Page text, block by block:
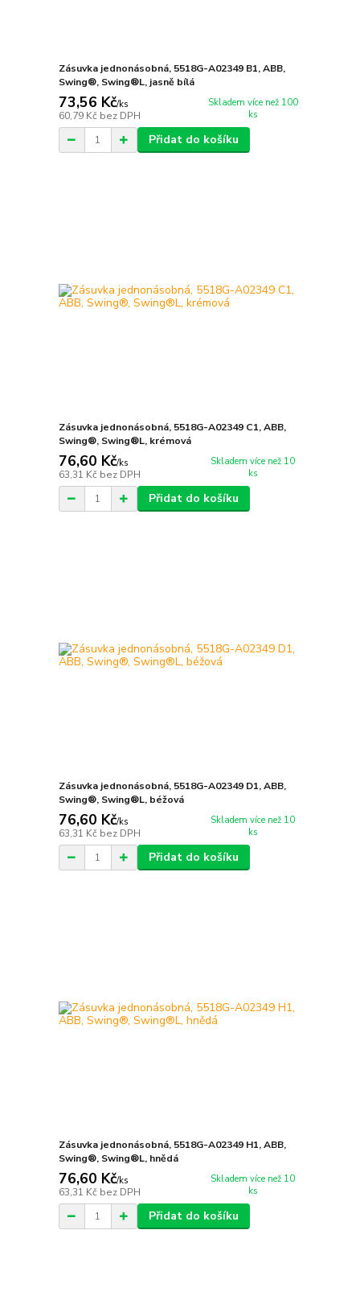
Zásuvka jednonásobná, 5518G-A02349 B1, ABB,
Swing®, Swing®L, jasně bílá
73,56 Kč/ks
60,79 Kč bez DPH
Skladem více než 100
ks
Přidat do košíku
Zásuvka jednonásobná, 5518G-A02349 C1, ABB,
Swing®, Swing®L, krémová
76,60 Kč/ks
63,31 Kč bez DPH
Skladem více než 10
ks
Přidat do košíku
Zásuvka jednonásobná, 5518G-A02349 D1, ABB,
Swing®, Swing®L, béžová
76,60 Kč/ks
63,31 Kč bez DPH
Skladem více než 10
ks
Přidat do košíku
Zásuvka jednonásobná, 5518G-A02349 H1, ABB,
Swing®, Swing®L, hnědá
76,60 Kč/ks
63,31 Kč bez DPH
Skladem více než 10
ks
Přidat do košíku